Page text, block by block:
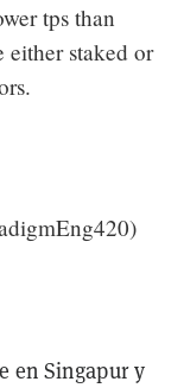
tps than
staked or
en Singapur y